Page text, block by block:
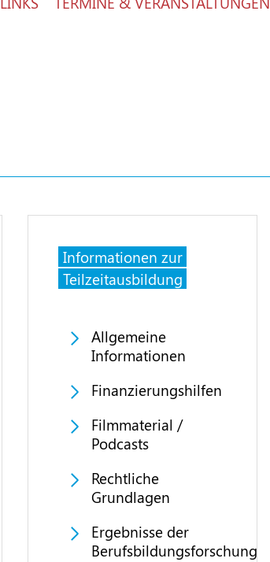
Informationen zur
Teilzeitausbildung
Allgemeine
Informationen
Finanzierungshilfen
Filmmaterial /
Podcasts
Rechtliche
Grundlagen
Ergebnisse der
Berufsbildungsforschung